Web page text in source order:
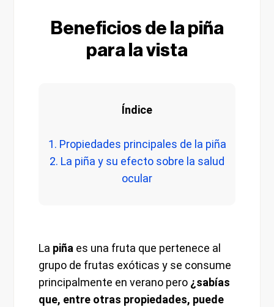
Beneficios de la piña
para la vista
Índice
1. Propiedades principales de la piña
2. La piña y su efecto sobre la salud
ocular
La piña es una fruta que pertenece al
grupo de frutas exóticas y se consume
principalmente en verano pero ¿sabías
que, entre otras propiedades, puede